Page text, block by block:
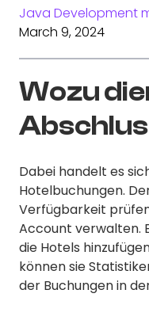
Java Development
March 9, 2024
Wozu
Dabei handelt es
Hotelbuchungen.
Verfügbarkeit
Account verwalten.
die Hotels
können sie
der Buchungen in